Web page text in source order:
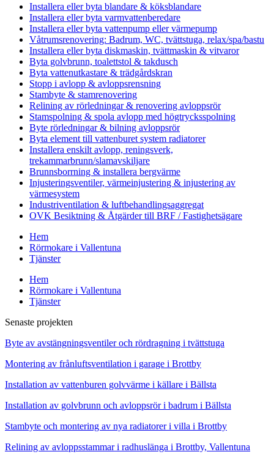
Installera eller byta blandare & köksblandare
Installera eller byta varmvattenberedare
Installera eller byta vattenpump eller värmepump
Våtrumsrenovering: Badrum, WC, tvättstuga, relax/spa/bastu
Installera eller byta diskmaskin, tvättmaskin & vitvaror
Byta golvbrunn, toalettstol & takdusch
Byta vattenutkastare & trädgårdskran
Stopp i avlopp & avloppsrensning
Stambyte & stamrenovering
Relining av rörledningar & renovering avloppsrör
Stamspolning & spola avlopp med högtrycksspolning
Byte rörledningar & bilning avloppsrör
Byta element till vattenburet system radiatorer
Installera enskilt avlopp, reningsverk,
trekammarbrunn/slamavskiljare
Brunnsborrning & installera bergvärme
Injusteringsventiler, värmeinjustering & injustering av
värmesystem
Industriventilation & luftbehandlingsaggregat
OVK Besiktning & Åtgärder till BRF / Fastighetsägare
Hem
Rörmokare i Vallentuna
Tjänster
Hem
Rörmokare i Vallentuna
Tjänster
Senaste projekten
Byte av avstängningsventiler och rördragning i tvättstuga
Montering av frånluftsventilation i garage i Brottby
Installation av vattenburen golvvärme i källare i Bällsta
Installation av golvbrunn och avloppsrör i badrum i Bällsta
Stambyte och montering av nya radiatorer i villa i Brottby
Relining av avloppsstammar i radhuslänga i Brottby, Vallentuna